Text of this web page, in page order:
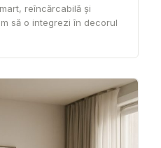
reîncărcabilă și
să o integrezi în decorul